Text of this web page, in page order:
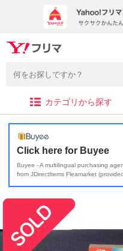
カテゴリから探す
Click here for Buyee
Buyee - A multilingual purchasing
from JDirectItems Fleamarket